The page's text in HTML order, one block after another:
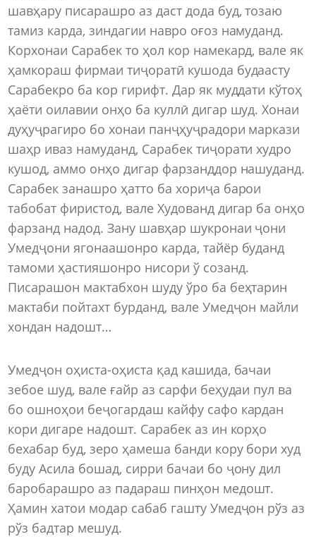
шавҳару писарашро аз даст дода буд, тозаю
тамиз карда, зиндагии навро оғоз намуданд.
Корхонаи Сарабек то ҳол кор намекард, вале як
ҳамкораш фирмаи тиҷоратӣ кушода будаасту
Сарабекро ба кор гирифт. Дар як муддати кўтоҳ
ҳаёти оилавии онҳо ба куллӣ дигар шуд. Хонаи
дуҳуҷрагиро бо хонаи панҷҳуҷрадори маркази
шаҳр иваз намуданд, Сарабек тиҷорати худро
кушод, аммо онҳо дигар фарзанддор нашуданд.
Сарабек занашро ҳатто ба хориҷа барои
табобат фиристод, вале Худованд дигар ба онҳо
фарзанд надод. Зану шавҳар шукронаи ҷони
Умедҷони ягонаашонро карда, тайёр буданд
тамоми ҳастияшонро нисори ў созанд.
Писарашон мактабхон шуду ўро ба беҳтарин
мактаби пойтахт бурданд, вале Умедҷон майли
хондан надошт…
Умедҷон оҳиста-оҳиста қад кашида, бачаи
зебое шуд, вале ғайр аз сарфи беҳудаи пул ва
бо ошноҳои беҷогардаш кайфу сафо кардан
кори дигаре надошт. Сарабек аз ин корҳо
бехабар буд, зеро ҳамеша банди кору бори худ
буду Асила бошад, сирри бачаи бо ҷону дил
баробарашро аз падараш пинҳон медошт.
Ҳамин хатои модар сабаб гашту Умедҷон рўз аз
рўз бадтар мешуд.